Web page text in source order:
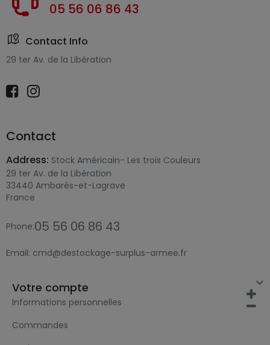
05 56 06 86 43
Contact Info
29 ter Av. de la Libération
Contact
Address: Stock Américain- Les trois Couleurs
29 ter Av. de la Libération
33440 Ambarès-et-Lagrave
France
Phone:05 56 06 86 43
Email: cmd@destockage-surplus-armee.fr

Votre compte
Informations personnelles
Commandes